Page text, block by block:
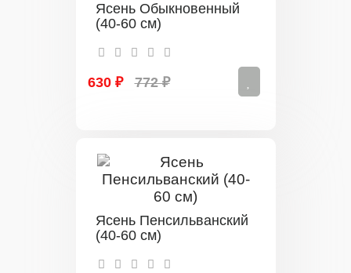
Ясень Обыкновенный
(40-60 см)
630 ₽ 772 ₽
Ясень Пенсильванский
(40-60 см)